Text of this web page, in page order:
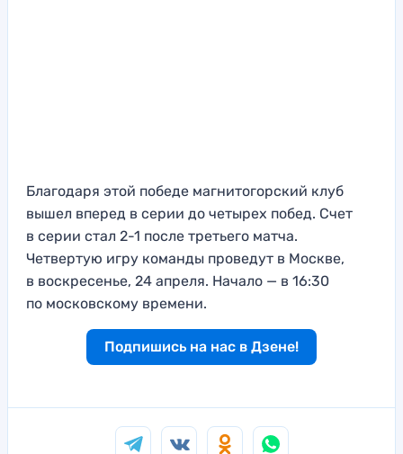
Благодаря этой победе магнитогорский клуб
вышел вперед в серии до четырех побед. Счет
в серии стал 2-1 после третьего матча.
Четвертую игру команды проведут в Москве,
в воскресенье, 24 апреля. Начало — в 16:30
по московскому времени.
Подпишись на нас в Дзене!